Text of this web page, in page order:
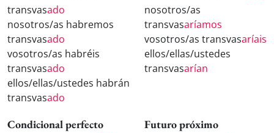
transvasado
nosotros/as habremos
transvasado
vosotros/as habréis
transvasado
ellos/ellas/ustedes habrán
transvasado
nosotros/as
transvasaríamos
vosotros/as transvasaríais
ellos/ellas/ustedes
transvasarían
Condicional perfecto Futuro próximo